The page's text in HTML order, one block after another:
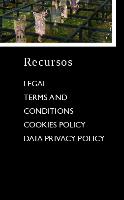
Recursos
LEGAL
TERMS AND
CONDITIONS
COOKIES POLICY
DATA PRIVACY POLICY